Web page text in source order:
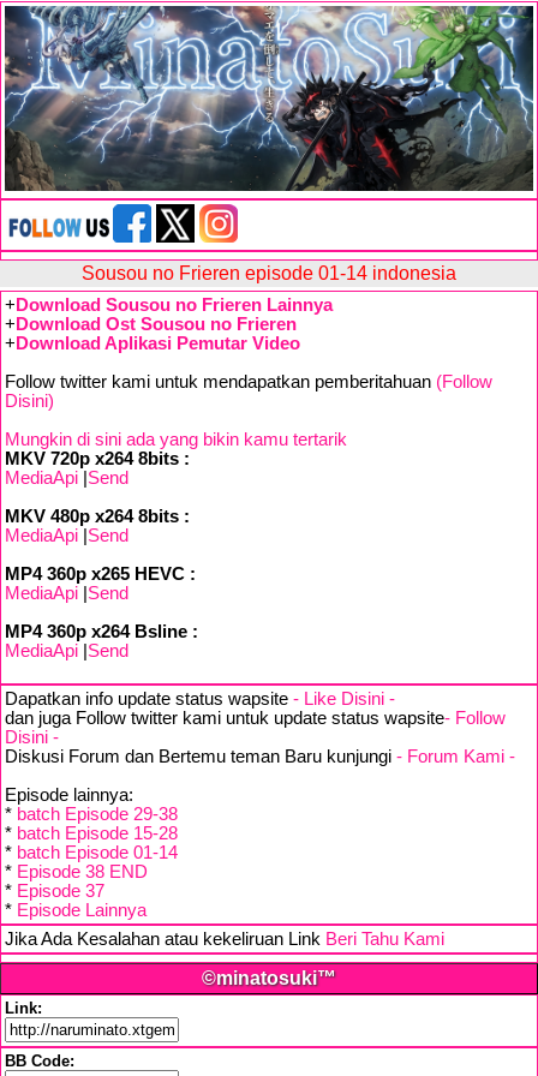
Sousou no Frieren episode 01-14 indonesia
+ Download Sousou no Frieren Lainnya
+ Download Ost Sousou no Frieren
+ Download Aplikasi Pemutar Video
Follow twitter kami untuk mendapatkan pemberitahuan (Follow
Disini)
Mungkin di sini ada yang bikin kamu tertarik
MKV 720p x264 8bits :
MediaApi Send
MKV 480p x264 8bits :
MediaApi Send
MP4 360p x265 HEVC :
MediaApi Send
MP4 360p x264 Bsline :
MediaApi Send
Dapatkan info update status wapsite - Like Disini -
dan juga Follow twitter kami untuk update status wapsite- Follow
Disini -
Diskusi Forum dan Bertemu teman Baru kunjungi - Forum Kami -
Episode lainnya:
* batch Episode 29-38
* batch Episode 15-28
* batch Episode 01-14
* Episode 38 END
* Episode 37
* Episode Lainnya
Jika Ada Kesalahan atau kekeliruan Link Beri Tahu Kami
©minatosuki™
Link:
BB Code: